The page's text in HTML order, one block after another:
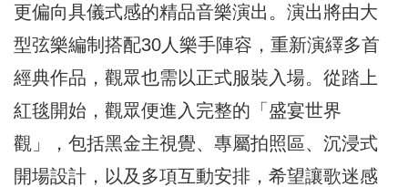
更偏向具儀式感的精品音樂演出。演出將由大
型弦樂編制搭配30人樂手陣容，重新演繹多首
經典作品，觀眾也需以正式服裝入場。從踏上
紅毯開始，觀眾便進入完整的「盛宴世界
觀」，包括黑金主視覺、專屬拍照區、沉浸式
開場設計，以及多項互動安排，希望讓歌迷感